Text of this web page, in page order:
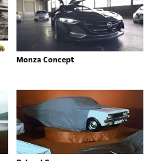
Monza Concept